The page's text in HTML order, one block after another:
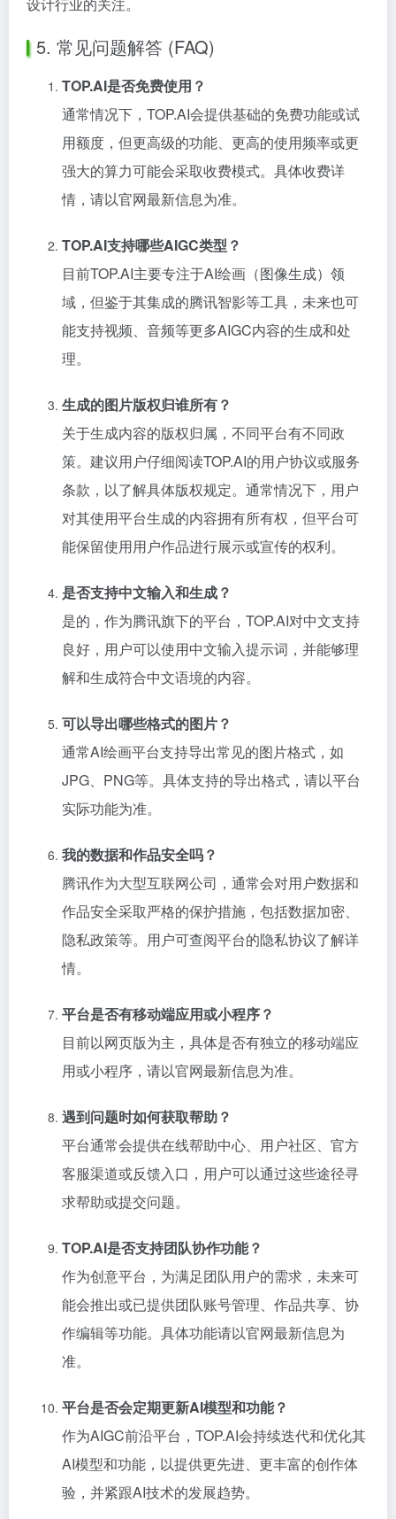
5. 常见问题解答 (FAQ)
TOP.AI是否免费使用？
通常情况下，TOP.AI会提供基础的免费功能或试
用额度，但更高级的功能、更高的使用频率或更
强大的算力可能会采取收费模式。具体收费详
情，请以官网最新信息为准。
TOP.AI支持哪些AIGC类型？
目前TOP.AI主要专注于AI绘画（图像生成）领
域，但鉴于其集成的腾讯智影等工具，未来也可
能支持视频、音频等更多AIGC内容的生成和处
理。
生成的图片版权归谁所有？
关于生成内容的版权归属，不同平台有不同政
策。建议用户仔细阅读TOP.AI的用户协议或服务
条款，以了解具体版权规定。通常情况下，用户
对其使用平台生成的内容拥有所有权，但平台可
能保留使用用户作品进行展示或宣传的权利。
是否支持中文输入和生成？
是的，作为腾讯旗下的平台，TOP.AI对中文支持
良好，用户可以使用中文输入提示词，并能够理
解和生成符合中文语境的内容。
可以导出哪些格式的图片？
通常AI绘画平台支持导出常见的图片格式，如
JPG、PNG等。具体支持的导出格式，请以平台
实际功能为准。
我的数据和作品安全吗？
腾讯作为大型互联网公司，通常会对用户数据和
作品安全采取严格的保护措施，包括数据加密、
隐私政策等。用户可查阅平台的隐私协议了解详
情。
平台是否有移动端应用或小程序？
目前以网页版为主，具体是否有独立的移动端应
用或小程序，请以官网最新信息为准。
遇到问题时如何获取帮助？
平台通常会提供在线帮助中心、用户社区、官方
客服渠道或反馈入口，用户可以通过这些途径寻
求帮助或提交问题。
TOP.AI是否支持团队协作功能？
作为创意平台，为满足团队用户的需求，未来可
能会推出或已提供团队账号管理、作品共享、协
作编辑等功能。具体功能请以官网最新信息为
准。
平台是否会定期更新AI模型和功能？
作为AIGC前沿平台，TOP.AI会持续迭代和优化其
AI模型和功能，以提供更先进、更丰富的创作体
验，并紧跟AI技术的发展趋势。